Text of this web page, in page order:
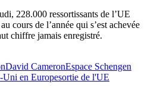
228.000 ressortissants de l’UE
cours de l’année qui s’est achevée
chiffre jamais enregistré.
David CameronEspace Schengen
Uni en Europesortie de l'UE